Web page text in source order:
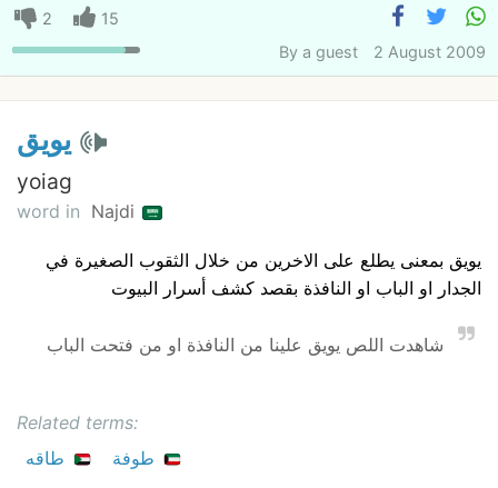
2
15
By a guest 2 August 2009
يويق
yoiag
word in Najdi
يويق بمعنى يطلع على الاخرين من خلال الثقوب الصغيرة في
الجدار او الباب او النافذة بقصد كشف أسرار البيوت
شاهدت اللص يويق علينا من النافذة او من فتحت الباب
Related terms:
طاقه
طوفة